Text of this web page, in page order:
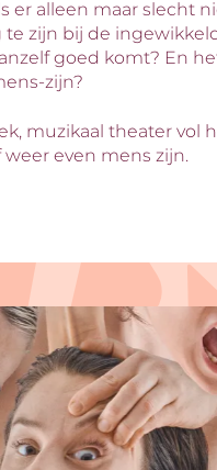
er alleen maar slecht
zijn bij de
goed komt? En
zijn?
muzikaal theater
even mens zijn.